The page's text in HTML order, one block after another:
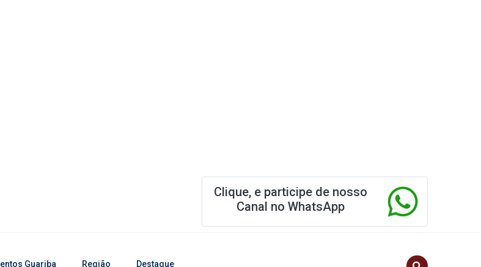
Clique, e participe de nosso
Canal no WhatsApp
Guariba Região Destaque